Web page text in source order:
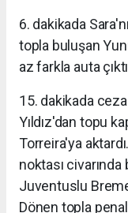
6. dakikada
topla buluşan
az farkla auta
15. dakikada
Yıldız'dan topu
Torreira'ya
noktası
Juventuslu
Dönen topla